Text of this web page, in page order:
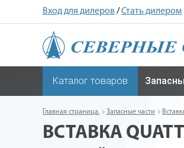
Вход для дилеров/Стать дилером
Каталог товаров
Главная страница. Запасные части
ВСТАВКА